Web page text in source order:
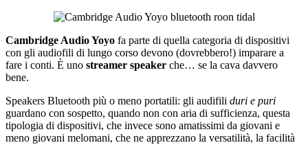
Cambridge Audio Yoyo fa parte di quella categoria di dispositivi
con gli audiofili di lungo corso devono (dovrebbero!) imparare a
fare i conti. È uno streamer speaker che… se la cava davvero
bene.
Speakers Bluetooth più o meno portatili: gli audifili duri e puri
guardano con sospetto, quando non con aria di sufficienza, questa
tipologia di dispositivi, che invece sono amatissimi da giovani e
meno giovani melomani, che ne apprezzano la versatilità, la facilità